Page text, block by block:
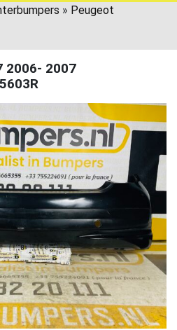
» Peugeot
2006- 2007